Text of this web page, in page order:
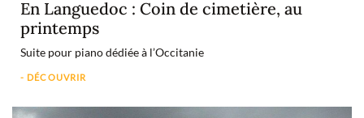
En Languedoc : Coin de cimetière, au
printemps
Suite pour piano dédiée à l’Occitanie
- DÉCOUVRIR